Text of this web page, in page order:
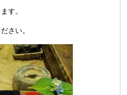
す。
さい。